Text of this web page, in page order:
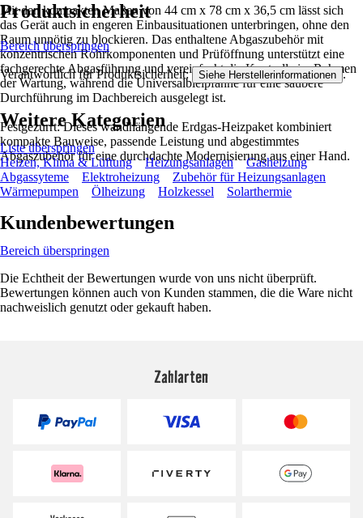
Mit den kompakten Maßen von 44 cm x 78 cm x 36,5 cm lässt sich
das Gerät auch in engeren Einbausituationen unterbringen, ohne den
Raum unnötig zu blockieren. Das enthaltene Abgaszubehör mit
konzentrischen Rohrkomponenten und Prüföffnung unterstützt eine
fachgerechte Abgasführung und vereinfacht die Kontrolle im Rahmen
der Wartung, während die Universalbleipfanne für eine saubere
Durchführung im Dachbereich ausgelegt ist.
Festgezurrt: Dieses wandhängende Erdgas-Heizpaket kombiniert
kompakte Bauweise, passende Leistung und abgestimmtes
Abgaszubehör für eine durchdachte Modernisierung aus einer Hand.
Produktsicherheit
Bereich überspringen
Verantwortlich für Produktsicherheit: Siehe Herstellerinformationen .
Weitere Kategorien
Liste überspringen
Heizen, Klima & Lüftung
Heizungsanlagen
Gasheizung
Abgassyteme
Elektroheizung
Zubehör für Heizungsanlagen
Wärmepumpen
Ölheizung Holzkessel Solarthermie
Kundenbewertungen
Bereich überspringen
Die Echtheit der Bewertungen wurde von uns nicht überprüft.
Bewertungen können auch von Kunden stammen, die die Ware nicht
nachweislich genutzt oder gekauft haben.
Zahlarten